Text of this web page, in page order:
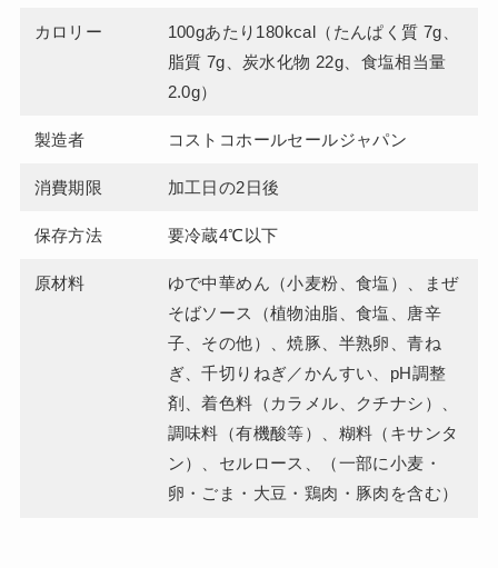
カロリー
100gあたり180kcal（たんぱく質 7g、
脂質 7g、炭水化物 22g、食塩相当量
2.0g）
製造者 コストコホールセールジャパン
消費期限 加工日の2日後
保存方法 要冷蔵4℃以下
原材料
ゆで中華めん（小麦粉、食塩）、まぜ
そばソース（植物油脂、食塩、唐辛
子、その他）、焼豚、半熟卵、青ね
ぎ、千切りねぎ／かんすい、pH調整
剤、着色料（カラメル、クチナシ）、
調味料（有機酸等）、糊料（キサンタ
ン）、セルロース、（一部に小麦・
卵・ごま・大豆・鶏肉・豚肉を含む）